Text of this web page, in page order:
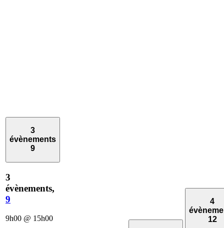
3
évènements
9
3
évènements,
9
9h00 @ 15h00
4
12